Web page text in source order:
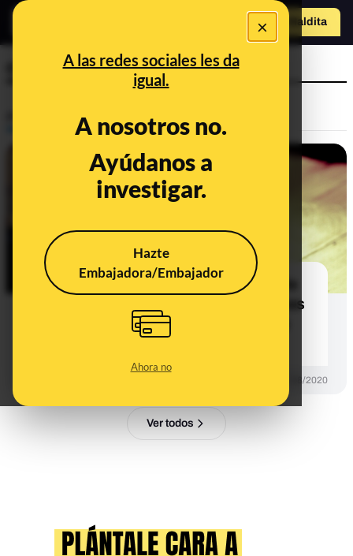
×
A las redes sociales les da
igual.
A nosotros no.
Ayúdanos a
investigar.
Hazte
Embajadora/Embajador
Ahora no
Hazte Maldita
cigarros
Fumar aumenta las posibilidades de
contagio de coronavirus: las razones
para prohibir el tabaco en espacios
17/08/2020
Ver todos